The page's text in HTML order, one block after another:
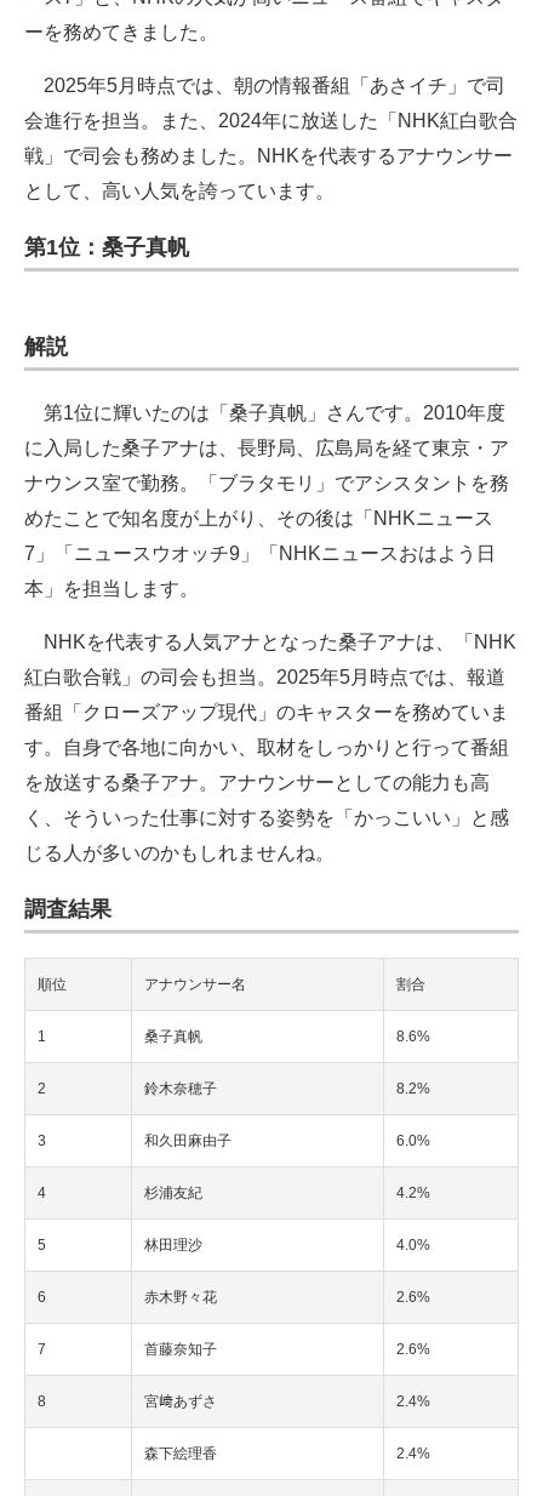
ーを務めてきました。
2025年5月時点では、朝の情報番組「あさイチ」で司
会進行を担当。また、2024年に放送した「NHK紅白歌合
戦」で司会も務めました。NHKを代表するアナウンサー
として、高い人気を誇っています。
第1位：桑子真帆
解説
第1位に輝いたのは「桑子真帆」さんです。2010年度
に入局した桑子アナは、長野局、広島局を経て東京・ア
ナウンス室で勤務。「ブラタモリ」でアシスタントを務
めたことで知名度が上がり、その後は「NHKニュース
7」「ニュースウオッチ9」「NHKニュースおはよう日
本」を担当します。
NHKを代表する人気アナとなった桑子アナは、「NHK
紅白歌合戦」の司会も担当。2025年5月時点では、報道
番組「クローズアップ現代」のキャスターを務めていま
す。自身で各地に向かい、取材をしっかりと行って番組
を放送する桑子アナ。アナウンサーとしての能力も高
く、そういった仕事に対する姿勢を「かっこいい」と感
じる人が多いのかもしれませんね。
調査結果
順位 アナウンサー名 割合
1 桑子真帆 8.6%
2 鈴木奈穂子 8.2%
3 和久田麻由子 6.0%
4 杉浦友紀 4.2%
5 林田理沙 4.0%
6 赤木野々花 2.6%
7 首藤奈知子 2.6%
8 宮﨑あずさ 2.4%
森下絵理香 2.4%